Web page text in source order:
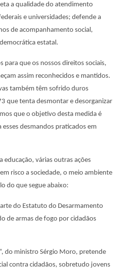
a qualidade do atendimento
e universidades; defende a
de acompanhamento social,
estatal.
para que os nossos direitos sociais,
assim reconhecidos e mantidos.
também têm sofrido duros
que tenta desmontar e desorganizar
que o objetivo desta medida é
desmandos praticados em
educação, várias outras ações
risco a sociedade, o meio ambiente
do que segue abaixo:
do Estatuto do Desarmamento
de armas de fogo por cidadãos
ministro Sérgio Moro, pretende
contra cidadãos, sobretudo jovens